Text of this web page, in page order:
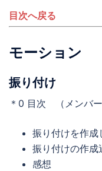
目次へ戻る
モーション
振り付け
＊0 目次 （メンバー
振り付けを作成
振り付けの作成
感想